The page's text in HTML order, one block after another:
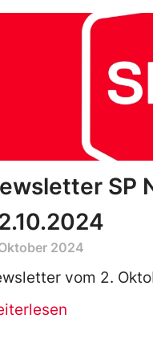
SP
2024
vom 2.